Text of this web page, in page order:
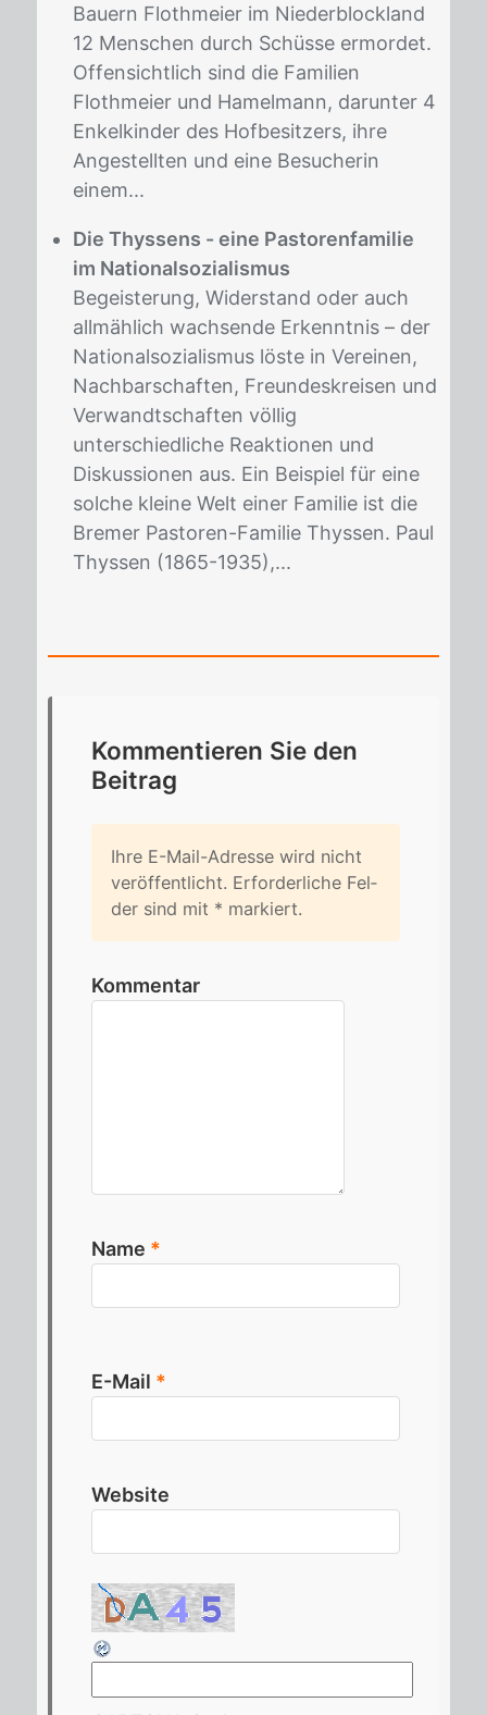
Bauern Flothmeier im Niederblockland
12 Menschen durch Schüsse ermordet.
Offensichtlich sind die Familien
Flothmeier und Hamelmann, darunter 4
Enkelkinder des Hofbesitzers, ihre
Angestellten und eine Besucherin
einem...
Die Thyssens - eine Pastorenfamilie
im Nationalsozialismus
Begeisterung, Widerstand oder auch
allmählich wachsende Erkenntnis – der
Nationalsozialis­mus löste in Vereinen,
Nachbarschaften, Freundeskreisen und
Verwandtschaften völlig
unterschiedliche Reaktionen und
Diskussionen aus. Ein Beispiel für eine
solche kleine Welt einer Familie ist die
Bremer Pastoren-Familie Thyssen. Paul
Thyssen (1865-1935),...
Kom­men­tie­ren Sie den
Bei­trag
Ihre E-Mail-Adres­se wird nicht
ver­öf­fent­licht. Er­for­der­li­che Fel­
der sind mit * mar­kiert.
Kommentar
Name *
E-Mail *
Website